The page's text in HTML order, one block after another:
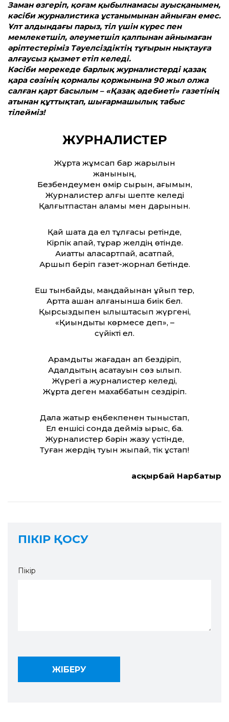
Заман өзгеріп, қоғам қыбылнамасы ауысқанымен,
кәсіби журналистика ұстанымынан айныған емес.
Ұлт алдындағы парыз, тіл үшін күрес пен
мемлекетшіл, әлеуметшіл қалпынан айнымаған
әріптестеріміз Тәуелсіздіктің тұғырын нықтауға
алғаусыз қызмет етіп келеді.
Кәсіби мерекеде барлық журналистерді қазақ
қара сөзінің қормалы қоржынына 90 жыл олжа
салған қарт басылым – «Қазақ әдебиеті» газетінің
атынан құттықтап, шығармашылық табыс
тілейміз!
ЖУРНАЛИСТЕР
Жұртқа жұмсап бар жарқылын
жанының,
Безбендеумен өмір сырын, ағымын,
Журналистер алғы шепте келеді
Қалғытпастан қаламы мен дарынын.
Қай шақта да ел тұлғасы ретінде,
Кірпік қақпай, тұрар желдің өтінде.
Ақиқатты аласартпай, ақсатпай,
Аршып беріп газет-жорнал бетінде.
Еш тынбайды, маңдайынан құйып тер,
Артта қашан қалғанынша биік бел.
Қырсыздықпен қылыштасып жүргені,
«Қиындықты көрмесе деп», –
сүйікті ел.
Арамдықты жағадан ап бездіріп,
Адалдықтың асқақтауын сөз қылып.
Жүрегі ақ журналистер келеді,
Жұртқа деген махаббатын сездіріп.
Дала жатыр еңбекпенен тыныстап,
Ел еншісі сонда дейміз ырыс, бақ.
Журналистер бәрін жазу үстінде,
Туған жердің туын жықпай, тік ұстап!
Қасқырбай Нарбатыр
ПІКІР ҚОСУ
Пікір